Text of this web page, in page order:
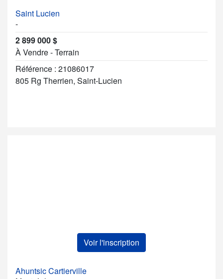
Saint Lucien
-
2 899 000 $
À Vendre - Terrain
Référence : 21086017
805 Rg Therrien, Saint-Lucien
Voir l'inscription
Ahuntsic Cartierville